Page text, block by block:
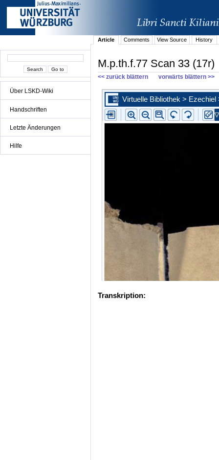
Über LSKD-Wiki
Handschriften
Letzte Änderungen
Hilfe
Article Comments View Source History
M.p.th.f.77 Scan 33 (17r)
<< zurück blättern vorwärts blättern >>
Transkription: